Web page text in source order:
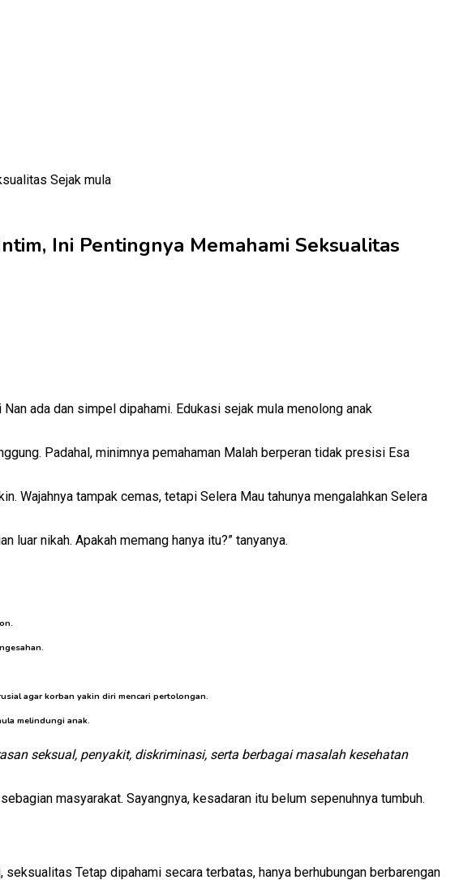
Ini Pentingnya Memahami Seksualitas
ada dan simpel dipahami. Edukasi sejak mula menolong anak
Padahal, minimnya pemahaman Malah berperan tidak presisi Esa
Wajahnya tampak cemas, tetapi Selera Mau tahunya mengalahkan Selera
luar nikah. Apakah memang hanya itu?” tanyanya.
agar korban yakin diri mencari pertolongan.
melindungi anak.
seksual, penyakit, diskriminasi, serta berbagai masalah kesehatan
masyarakat. Sayangnya, kesadaran itu belum sepenuhnya tumbuh.
Tetap dipahami secara terbatas, hanya berhubungan berbarengan